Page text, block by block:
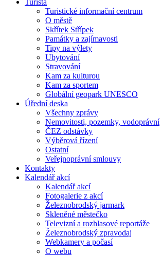
Turista
Turistické informační centrum
O městě
Skřítek Střípek
Památky a zajímavosti
Tipy na výlety
Ubytování
Stravování
Kam za kulturou
Kam za sportem
Globální geopark UNESCO
Úřední deska
Všechny zprávy
Nemovitosti, pozemky, vodoprávní
ČEZ odstávky
Výběrová řízení
Ostatní
Veřejnoprávní smlouvy
Kontakty
Kalendář akcí
Kalendář akcí
Fotogalerie z akcí
Železnobrodský jarmark
Skleněné městečko
Televizní a rozhlasové reportáže
Železnobrodský zpravodaj
Webkamery a počasí
O webu